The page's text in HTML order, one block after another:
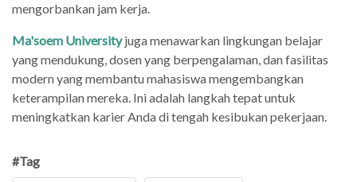
mengorbankan jam kerja.
Ma'soem Universityjuga menawarkan lingkungan belajar
yang mendukung, dosen yang berpengalaman, dan fasilitas
modern yang membantu mahasiswa mengembangkan
keterampilan mereka. Ini adalah langkah tepat untuk
meningkatkan karier Anda di tengah kesibukan pekerjaan.
#Tag